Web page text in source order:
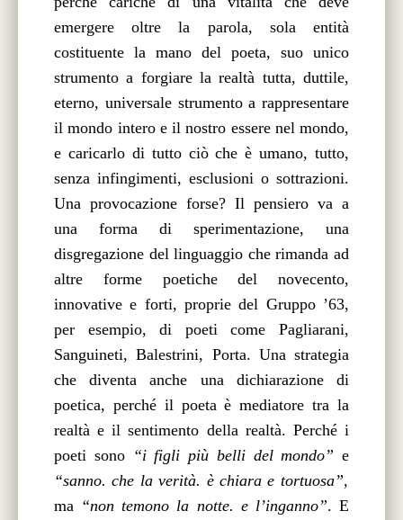
emergere oltre la parola, sola entità
costituente la mano del poeta, suo unico
strumento a forgiare la realtà tutta, duttile,
eterno, universale strumento a rappresentare
il mondo intero e il nostro essere nel mondo,
e caricarlo di tutto ciò che è umano, tutto,
senza infingimenti, esclusioni o sottrazioni.
Una provocazione forse? Il pensiero va a
una forma di sperimentazione, una
disgregazione del linguaggio che rimanda ad
altre forme poetiche del novecento,
innovative e forti, proprie del Gruppo ’63,
per esempio, di poeti come Pagliarani,
Sanguineti, Balestrini, Porta. Una strategia
che diventa anche una dichiarazione di
poetica, perché il poeta è mediatore tra la
realtà e il sentimento della realtà. Perché i
poeti sono “i figli più belli del mondo” e
“sanno. che la verità. è chiara e tortuosa”,
ma “non temono la notte. e l’inganno”. E